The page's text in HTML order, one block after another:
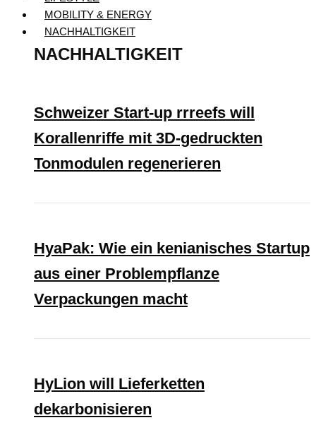
MOBILITY & ENERGY
NACHHALTIGKEIT
NACHHALTIGKEIT
Schweizer Start-up rrreefs will
Korallenriffe mit 3D-gedruckten
Tonmodulen regenerieren
HyaPak: Wie ein kenianisches Startup
aus einer Problempflanze
Verpackungen macht
HyLion will Lieferketten
dekarbonisieren